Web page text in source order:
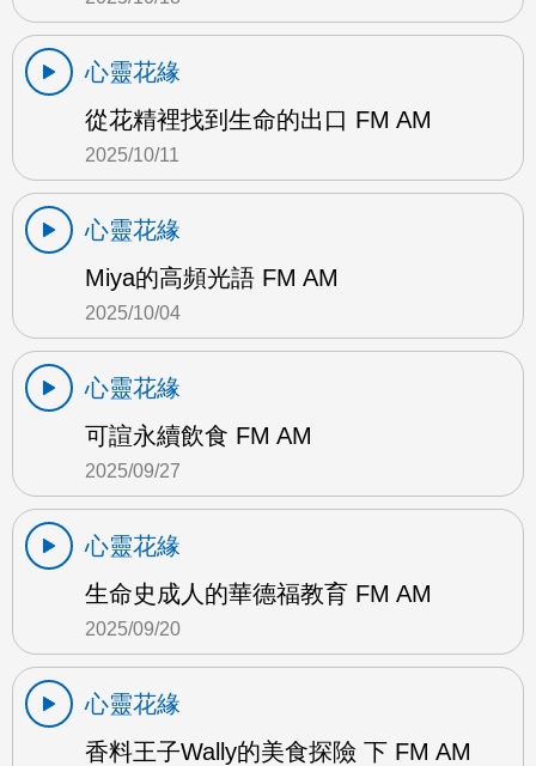
心靈花緣
從花精裡找到生命的出口 FM AM
2025/10/11
心靈花緣
Miya的高頻光語 FM AM
2025/10/04
心靈花緣
可諠永續飲食 FM AM
2025/09/27
心靈花緣
生命史成人的華德福教育 FM AM
2025/09/20
心靈花緣
香料王子Wally的美食探險 下 FM AM